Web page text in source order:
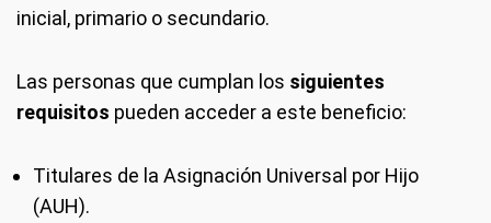
inicial, primario o secundario.
Las personas que cumplan los siguientes
requisitos pueden acceder a este beneficio:
Titulares de la Asignación Universal por Hijo
(AUH).